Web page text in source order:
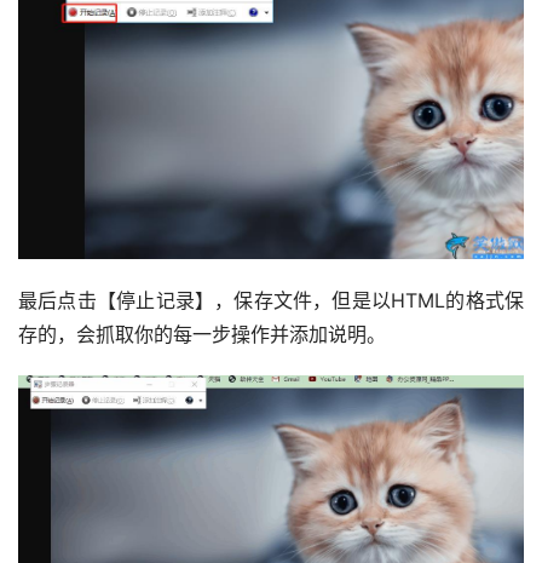
最后点击【停止记录】，保存文件，但是以HTML的格式保
存的，会抓取你的每一步操作并添加说明。